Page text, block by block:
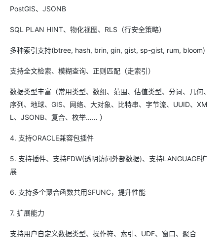
PostGIS、JSONB
SQL PLAN HINT、物化视图、RLS（行安全策略）
多种索引支持(btree, hash, brin, gin, gist, sp-gist, rum, bloom)
支持全文检索、模糊查询、正则匹配（走索引）
数据类型丰富（常用类型、数组、范围、估值类型、分词、几何、
序列、地球、GIS、网络、大对象、比特串、字节流、UUID、XM
L、JSONB、复合、枚举…… ）
4. 支持ORACLE兼容包插件
5. 支持插件、支持FDW(透明访问外部数据)、支持LANGUAGE扩
展
6. 支持多个聚合函数共用SFUNC，提升性能
7. 扩展能力
支持用户自定义数据类型、操作符、索引、UDF、窗口、聚合